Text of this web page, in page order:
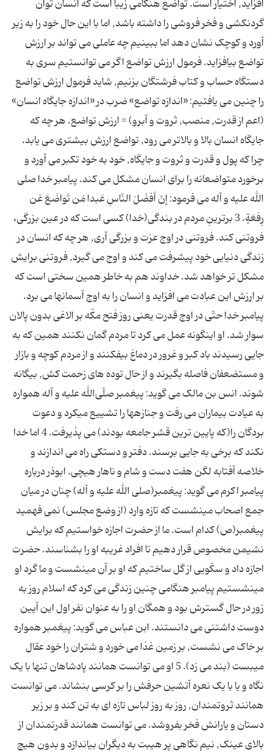
افزاید, اختیار است. تواضع هنگامی زیبا است که انسان توان
گردنکشی و فخر فروشی را داشته باشد, اما با این حال خود را به زیر
آورد و کوچک نشان دهد اما ببینیم چه عاملی می تواند بر ارزش
تواضع بیافزاید. فرمول ارزش تواضع اگر می توانستیم سری به
دستگاه حساب و کتاب فرشتگان بزنیم, شاید فرمول ارزش تواضع
را چنین می یافتیم: «اندازه تواضع» ضرب در «اندازه جایگاه انسان»
(اعم از قدرت, منصب, ثروت و آبرو) = ارزش تواضع. هر چه که
جایگاه انسان بالا و بالاتر می رود, تواضع ارزش بیشتری می یابد.
چرا که پول و قدرت و ثروت و جایگاه, خود به خود تکبر می آورد و
برخورد متواضعانه را برای انسان مشکل می کند. پیامبر خدا صلى
الله علیه و آله می فرمود: إنّ أفضَلَ النّاسِ عَبدا مَن تَواضَعَ عَن
رِفعَةٍ. 3 برترینِ مردم در بندگى(خدا) كسى است كه در عین بزرگى،
فروتنى كند. فروتنی در اوج عزت و بزرگی آری, هر چه که انسان در
زندگی دنیایی خود پیشرفت می کند و اوج می گیرد, فروتنی برایش
مشکل تر خواهد شد. خداوند هم به خاطر همین سختی است که
بر ارزش این عبادت می افزاید و انسان را به اوج آسمانها می برد.
پیامبر خدا حتّى در اوج قدرت یعنی روز فتح مكّه بر الاغى بدون پالان
سوار شد. او اینگونه عمل می کرد تا مردم گمان نكنند همین كه به
جایى رسیدند باد كبر و غرور در دماغ بیفكنند و از مردم كوچه و بازار
و مستضعفان فاصله بگیرند و از حال توده هاى زحمت كش, بیگانه
شوند. انس بن مالک می گوید: پیغمبر صلّی‌الله علیه‌ و آله همواره
به عیادت بیماران می رفت و جنازه‏ها را تشییع مى‏كرد و دعوت
بردگان را(که پایین ترین قشر جامعه بودند) می پذیرفت. 4 اما خدا
نکند که برخی به جایی برسند. دفتر و دستکی راه می اندازند و
خلاصه آفتابه لگن هفت دست و شام و ناهار هیچی. ابوذر درباره
پیامبر اکرم می گوید: پیغمبر(صلی الله علیه و آله) چنان در میان
جمع اصحاب مى‏نشست كه تازه وارد (از وضع مجلس) نمی فهمید
پیغمبر(ص) كدام است. ما از حضرت اجازه خواستیم كه برایش
نشیمن مخصوص قرار دهیم تا افراد غریبه او را بشناسند. حضرت
اجازه داد و سکّویى از گل ساختیم كه او بر آن مى‏نشست و ما گرد او
مى‏نشستیم پیامبر هنگامی چنین زندگی می کرد که اسلام روز به
زور در حال گسترش بود و همگان او را به عنوان نفر اول این آیین
دوست داشتنی می دانستند. ابن عباس می گوید: پیغمبر همواره
بر خاک می نشست, بر زمین غذا می خورد و شتران را خود عقال
مى‏بست (بند می زد). 5 او می توانست همانند پادشاهان تنها با یک
نگاه و یا با یک نعره آتشین حرفش را بر کرسی بنشاند. می توانست
همانند ثروتمندان, روز به روز لباس تازه ای به تن کند و بر زیر
دستان و یارانش فخر بفروشد. می توانست همانند قدرتمندان از
بالای عینک, نیم نگاهی پر هیبت به دیگران بیاندازد و بدون هیچ